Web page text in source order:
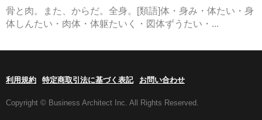
骨と肉。また、からだ。全身。[類語]体・身み・体たい・身
体しんたい・肉体・体躯たいく・図体ずうたい・...
利用規約 特定商取引法に基づく表記 お問い合わせ
Copyright © Business Architect Inc. All Rights Reserved.